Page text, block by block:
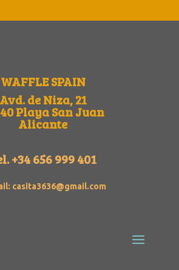
WAFFLE SPAIN
Avd. de Niza, 21
Playa San Juan
Alicante
+34 656 999 401
casita3636@gmail.com